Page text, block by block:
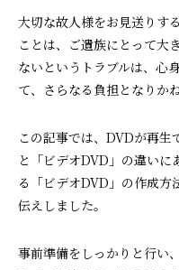
大切な故人様をお見送りす
ことは、ご遺族にとって大
ないというトラブルは、心
て、さらなる負担となりか
この記事では、DVDが再生
と「ビデオDVD」の違いに
る「ビデオDVD」の作成方
伝えしました。
事前準備をしっかりと行い